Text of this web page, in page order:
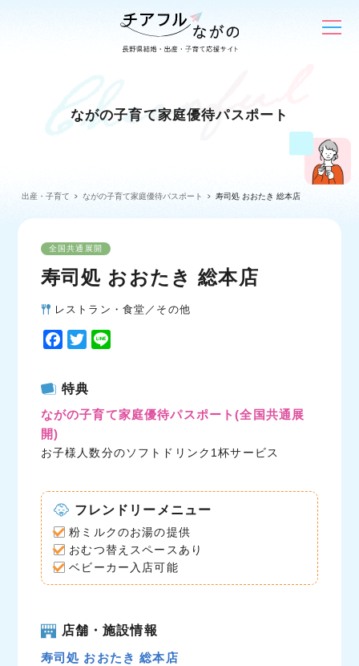
ながの子育て家庭優待パスポート
出産・子育て ながの子育て家庭優待パスポート 寿司処 おおたき 総本店
全国共通展開
寿司処 おおたき 総本店
レストラン・食堂／その他
F
e
b
o
T
t
t
r
特典
ながの子育て家庭優待パスポート(全国共通展
開)
お子様人数分のソフトドリンク1杯サービス
フレンドリーメニュー
粉ミルクのお湯の提供
おむつ替えスペースあり
ベビーカー入店可能
店舗・施設情報
寿司処 おおたき 総本店